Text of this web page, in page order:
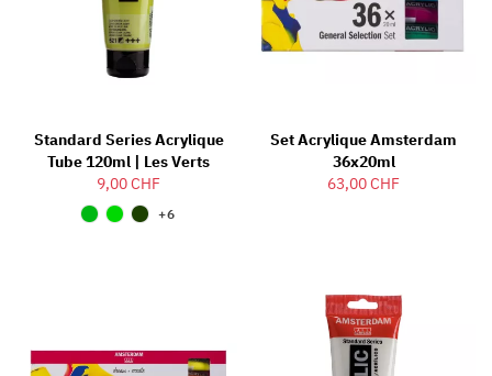
Standard Series Acrylique
Tube 120ml | Les Verts
9,00 CHF
+6
Set Acrylique Amsterdam
36x20ml
63,00 CHF